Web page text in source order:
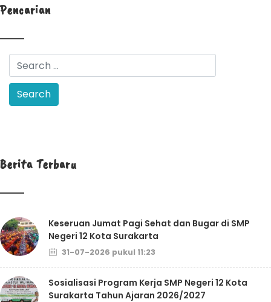
Pencarian
Berita Terbaru
Keseruan Jumat Pagi Sehat dan Bugar di SMP
Negeri 12 Kota Surakarta
31-07-2026 pukul 11:23
Sosialisasi Program Kerja SMP Negeri 12 Kota
Surakarta Tahun Ajaran 2026/2027